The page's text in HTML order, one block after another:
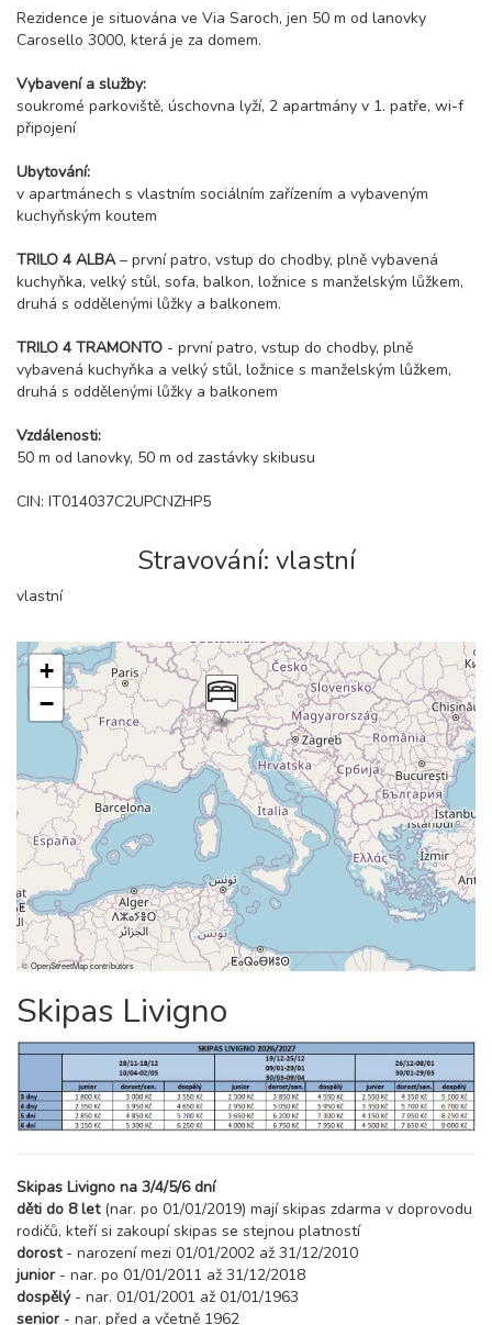
Rezidence je situována ve Via Saroch, jen 50 m od lanovky
Carosello 3000, která je za domem.
Vybavení a služby:
soukromé parkoviště, úschovna lyží, 2 apartmány v 1. patře, wi-f
připojení
Ubytování:
v apartmánech s vlastním sociálním zařízením a vybaveným
kuchyňským koutem
TRILO 4 ALBA– první patro, vstup do chodby, plně vybavená
kuchyňka, velký stůl, sofa, balkon, ložnice s manželským lůžkem,
druhá s oddělenými lůžky a balkonem.
TRILO 4 TRAMONTO - první patro, vstup do chodby, plně
vybavená kuchyňka a velký stůl, ložnice s manželským lůžkem,
druhá s oddělenými lůžky a balkonem
Vzdálenosti:
50 m od lanovky, 50 m od zastávky skibusu
CIN: IT014037C2UPCNZHP5
Stravování: vlastní
vlastní
+
−
©OpenStreetMapcontributors
Skipas Livigno
Skipas Livigno na 3/4/5/6 dní
děti do 8 let (nar. po 01/01/2019) mají skipas zdarma v doprovodu
rodičů, kteří si zakoupí skipas se stejnou platností
dorost- narození mezi 01/01/2002 až 31/12/2010
junior- nar. po 01/01/2011 až 31/12/2018
dospělý - nar. 01/01/2001 až 01/01/1963
senior - nar. před a včetně 1962